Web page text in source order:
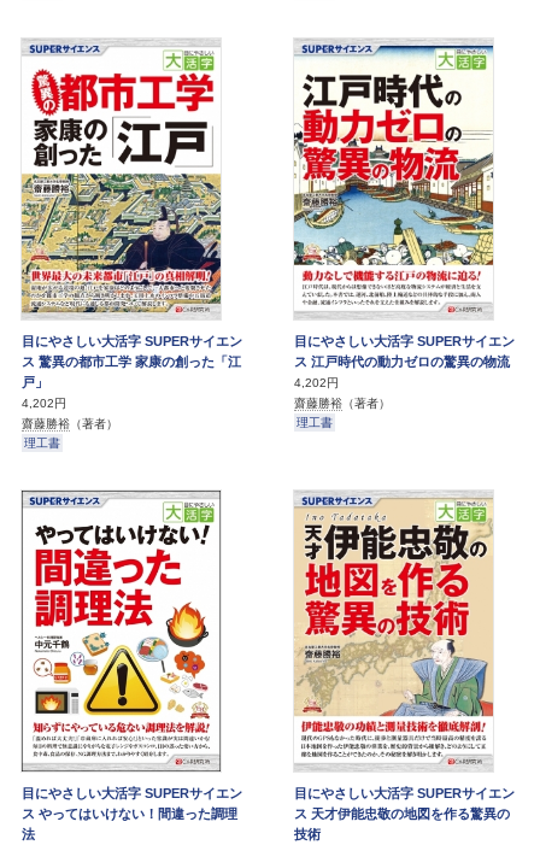
目にやさしい大活字 SUPERサイエン
ス 驚異の都市工学 家康の創った「江
戸」
4,202円
齋藤勝裕 （著者）
理工書
目にやさしい大活字 SUPERサイエン
ス 江戸時代の動力ゼロの驚異の物流
4,202円
齋藤勝裕 （著者）
理工書
目にやさしい大活字 SUPERサイエン
ス やってはいけない！間違った調理
法
目にやさしい大活字 SUPERサイエン
ス 天才伊能忠敬の地図を作る驚異の
技術